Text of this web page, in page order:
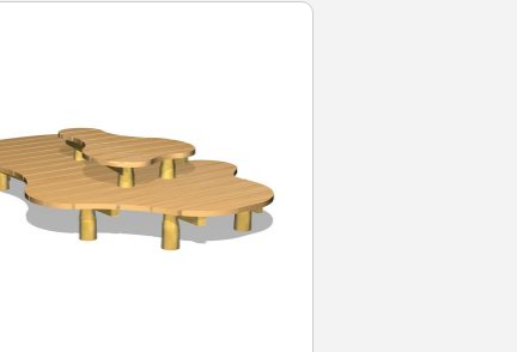
fristående eller kombineras